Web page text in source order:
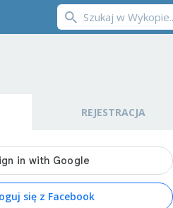
REJESTRACJA
się z Facebook